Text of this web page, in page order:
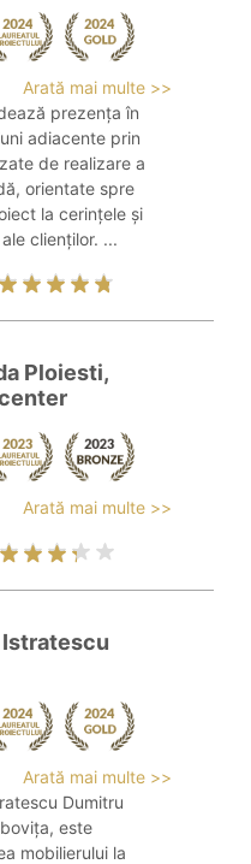
Arată mai multe >>
prezența în
adiacente prin
de realizare a
orientate spre
la cerințele și
clienților. ...
Ploiesti,
Arată mai multe >>
Istratescu
Arată mai multe >>
Dumitru
este
mobilierului la